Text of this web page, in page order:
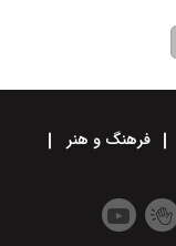
فرهنگ و هنر